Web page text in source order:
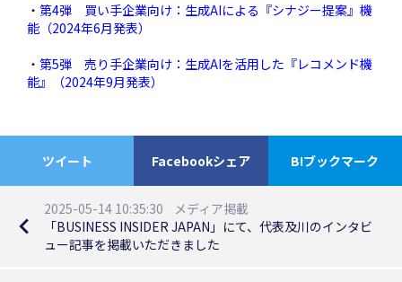
・ 第4弾 買い手企業向け：生成AIによる『シナジー提案』機
能（2024年6月発表）
・ 第5弾 売り手企業向け：生成AIを活用した『レコメンド機
能』（2024年9月発表）
ツイート Facebookシェア B!ブックマーク
navigate_before
2025-05-14 10:35:30
メディア掲載
「BUSINESS INSIDER JAPAN」にて、代表及川のインタビ
ュー記事を掲載いただきました